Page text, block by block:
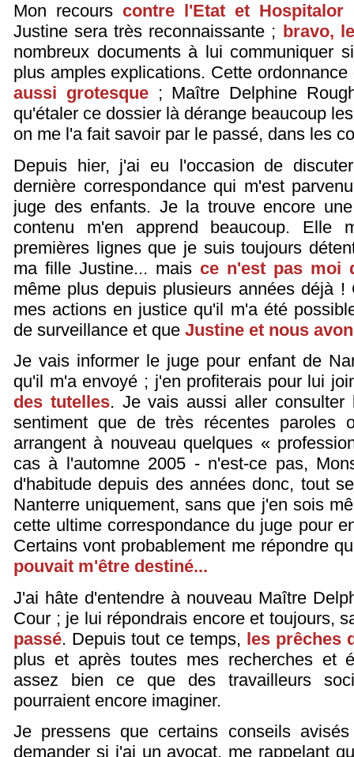
Mon recourscontre l'Etat et Hospitalor
Justine sera très reconnaissante ; bravo,
nombreux documents à lui communiquer
plus amples explications. Cette
aussi grotesque; Maître Delphine
qu'étaler ce dossier là dérange beaucoup
on me l'a fait savoir par le passé, dans les
Depuis hier, j'ai eu l'occasion de
dernière correspondance qui m'est
juge des enfants. Je la trouve encore
contenu m'en apprend beaucoup. Elle
premières lignes que je suis toujours
ma fille Justine... mais ce n'est pas moi
même plus depuis plusieurs années déjà
mes actions en justice qu'il m'a été
de surveillance et que Justine et nous
Je vais informer le juge pour enfant de
qu'il m'a envoyé ; j'en profiterais pour lui
des tutelles. Je vais aussi aller
sentiment que de très récentes paroles
arrangent à nouveau quelques «
cas à l'automne 2005 - n'est-ce pas,
d'habitude depuis des années donc, tout
Nanterre uniquement, sans que j'en sois
cette ultime correspondance du juge pour
Certains vont probablement me répondre
pouvait m'être destiné...
J'ai hâte d'entendre à nouveau Maître
Cour ; je lui répondrais encore et toujours,
passé. Depuis tout ce temps, les prêches
plus et après toutes mes recherches et
assez bien ce que des travailleurs
pourraient encore imaginer.
Je pressens que certains conseils
demander si j'ai un avocat, me rappelant